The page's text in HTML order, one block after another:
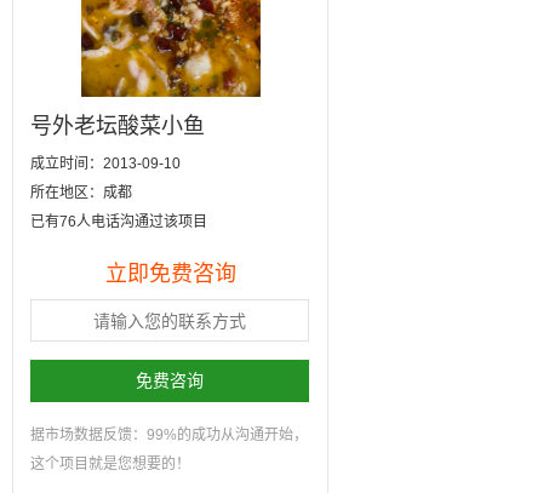
号外老坛酸菜小鱼
成立时间：2013-09-10
所在地区：成都
已有76人电话沟通过该项目
立即免费咨询
免费咨询
据市场数据反馈：99%的成功从沟通开始，
这个项目就是您想要的！